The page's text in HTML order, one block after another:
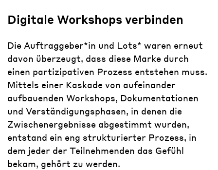
Digitale Workshops verbinden
Die Auftraggeber*in und Lots* waren erneut
davon überzeugt, dass diese Marke durch
einen partizipativen Prozess entstehen muss.
Mittels einer Kaskade von aufeinander
aufbauenden Workshops, Dokumentationen
und Verständigungsphasen, in denen die
Zwischenergebnisse abgestimmt wurden,
entstand ein eng strukturierter Prozess, in
dem jeder der Teilnehmenden das Gefühl
bekam, gehört zu werden.